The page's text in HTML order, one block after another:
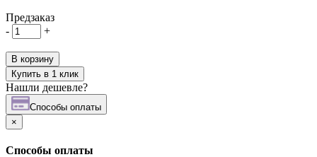
Предзаказ
-
+
В корзину
Купить в 1 клик
Нашли дешевле?
Cпособы оплаты
×
Cпособы оплаты